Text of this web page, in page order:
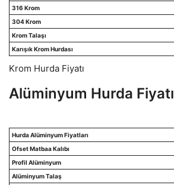
316 Krom
304 Krom
Krom Talaşı
Karışık Krom Hurdası
Krom Hurda Fiyatı
Alüminyum Hurda Fiyatı
Hurda Alüminyum Fiyatları
Ofset Matbaa Kalıbı
Profil Alüminyum
Alüminyum Talaş